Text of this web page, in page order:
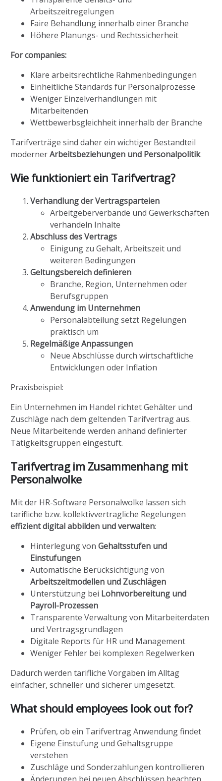
Arbeitszeitregelungen
Faire Behandlung innerhalb einer Branche
Höhere Planungs- und Rechtssicherheit
For companies:
Klare arbeitsrechtliche Rahmenbedingungen
Einheitliche Standards für Personalprozesse
Weniger Einzelverhandlungen mit
Mitarbeitenden
Wettbewerbsgleichheit innerhalb der Branche
Tarifverträge sind daher ein wichtiger Bestandteil
modernerArbeitsbeziehungen und Personalpolitik.
Wie funktioniert ein Tarifvertrag?
Verhandlung der Vertragsparteien
Arbeitgeberverbände und Gewerkschaften
verhandeln Inhalte
Abschluss des Vertrags
Einigung zu Gehalt, Arbeitszeit und
weiteren Bedingungen
Geltungsbereich definieren
Branche, Region, Unternehmen oder
Berufsgruppen
Anwendung im Unternehmen
Personalabteilung setzt Regelungen
praktisch um
Regelmäßige Anpassungen
Neue Abschlüsse durch wirtschaftliche
Entwicklungen oder Inflation
Praxisbeispiel:
Ein Unternehmen im Handel richtet Gehälter und
Zuschläge nach dem geltenden Tarifvertrag aus.
Neue Mitarbeitende werden anhand definierter
Tätigkeitsgruppen eingestuft.
Tarifvertrag im Zusammenhang mit
Personalwolke
Mit der HR-Software Personalwolke lassen sich
tarifliche bzw. kollektivvertragliche Regelungen
effizient digital abbilden und verwalten:
Hinterlegung vonGehaltsstufen und
Einstufungen
Automatische Berücksichtigung von
Arbeitszeitmodellen und Zuschlägen
Unterstützung bei Lohnvorbereitung und
Payroll-Prozessen
Transparente Verwaltung von Mitarbeiterdaten
und Vertragsgrundlagen
Digitale Reports für HR und Management
Weniger Fehler bei komplexen Regelwerken
Dadurch werden tarifliche Vorgaben im Alltag
einfacher, schneller und sicherer umgesetzt.
What should employees look out for?
Prüfen, ob ein Tarifvertrag Anwendung findet
Eigene Einstufung und Gehaltsgruppe
verstehen
Zuschläge und Sonderzahlungen kontrollieren